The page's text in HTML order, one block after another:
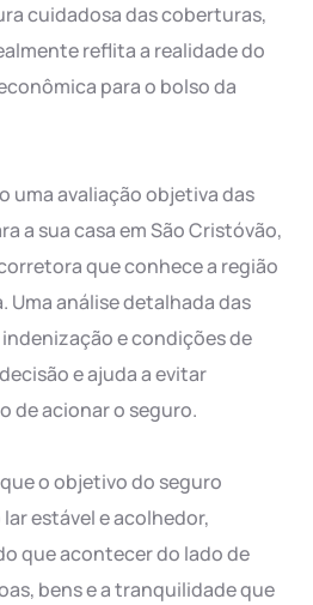
cuidadosa das coberturas,
reflita a realidade do
para o bolso da
uma avaliação objetiva das
a sua casa em São Cristóvão,
que conhece a região
Uma análise detalhada das
e condições de
e ajuda a evitar
de acionar o seguro.
o objetivo do seguro
estável e acolhedor,
que acontecer do lado de
bens e a tranquilidade que